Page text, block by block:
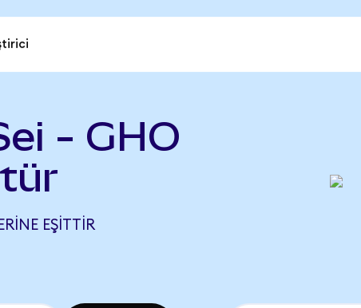
- GHO
EŞITTIR